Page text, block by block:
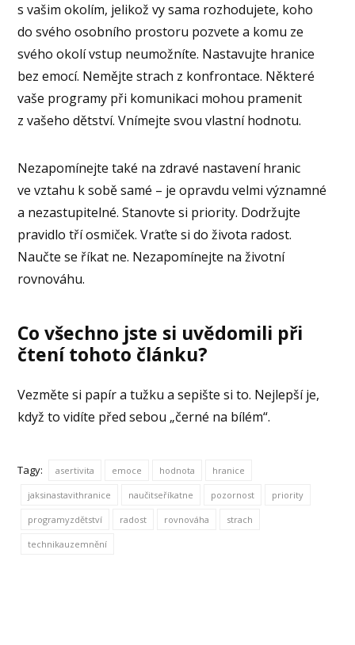
s vašim okolím, jelikož vy sama rozhodujete, koho
do svého osobního prostoru pozvete a komu ze
svého okolí vstup neumožníte. Nastavujte hranice
bez emocí. Nemějte strach z konfrontace. Některé
vaše programy při komunikaci mohou pramenit
z vašeho dětství. Vnímejte svou vlastní hodnotu.
Nezapomínejte také na zdravé nastavení hranic
ve vztahu k sobě samé – je opravdu velmi významné
a nezastupitelné. Stanovte si priority. Dodržujte
pravidlo tří osmiček. Vraťte si do života radost.
Naučte se říkat ne. Nezapomínejte na životní
rovnováhu.
Co všechno jste si uvědomili při
čtení tohoto článku?
Vezměte si papír a tužku a sepište si to. Nejlepší je,
když to vidíte před sebou „černé na bílém“.
Tagy: asertivita emoce hodnota hranice
jaksinastavithranice naučitseříkatne pozornost priority
programyzdětství radost rovnováha strach
technikauzemnění